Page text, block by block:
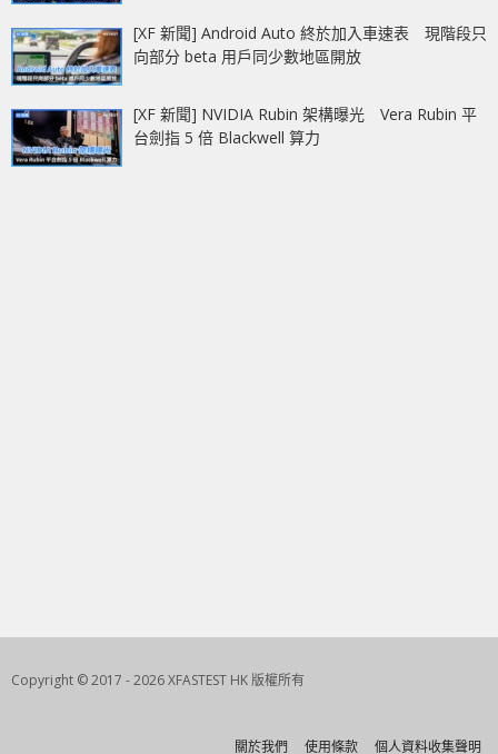
[XF 新聞] Android Auto 終於加入車速表 現階段只
向部分 beta 用戶同少數地區開放
[XF 新聞] NVIDIA Rubin 架構曝光 Vera Rubin 平
台劍指 5 倍 Blackwell 算力
Copyright © 2017 - 2026 XFASTEST HK 版權所有
關於我們 使用條款 個人資料收集聲明